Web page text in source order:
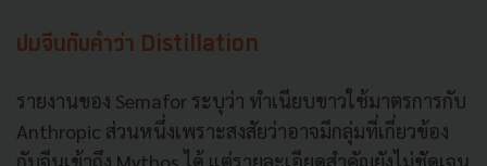
ปมจีนกับคำว่า Distillation
รายงานของ Semafor ระบุว่า ทำเนียบขาวใช้มาตรการกับ
Anthropic ส่วนหนึ่งเพราะสงสัยว่าอาจมีกลุ่มที่เกี่ยวข้อง
กับจีนเข้าถึง Mythos ได้ แต่รายละเอียดสำคัญยังไม่ชัดเจน